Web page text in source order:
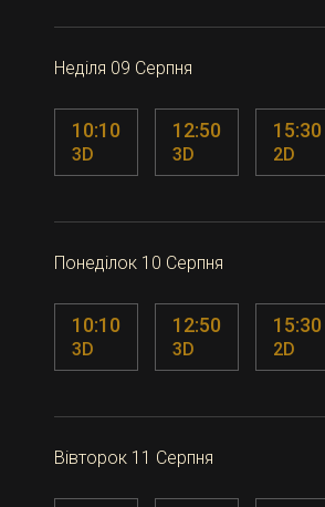
Неділя 09 Серпня
10:10
3D
12:50
3D
15:30
2D
Понеділок 10 Серпня
10:10
3D
12:50
3D
15:30
2D
Вівторок 11 Серпня